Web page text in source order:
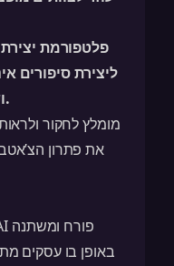
ושיחות עם שותפים וירטואליים.
מומלץ לחקור
את פתרון
באופן בו עסקים